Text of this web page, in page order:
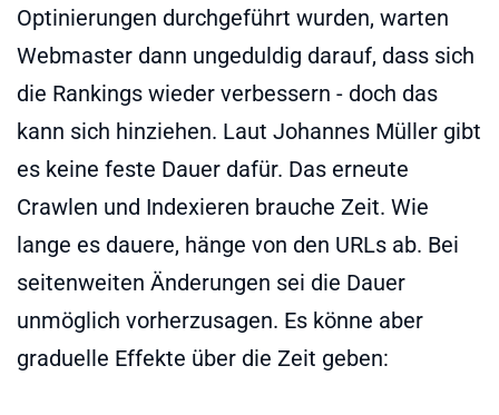
Optinierungen durchgeführt wurden, warten
Webmaster dann ungeduldig darauf, dass sich
die Rankings wieder verbessern - doch das
kann sich hinziehen. Laut Johannes Müller gibt
es keine feste Dauer dafür. Das erneute
Crawlen und Indexieren brauche Zeit. Wie
lange es dauere, hänge von den URLs ab. Bei
seitenweiten Änderungen sei die Dauer
unmöglich vorherzusagen. Es könne aber
graduelle Effekte über die Zeit geben: